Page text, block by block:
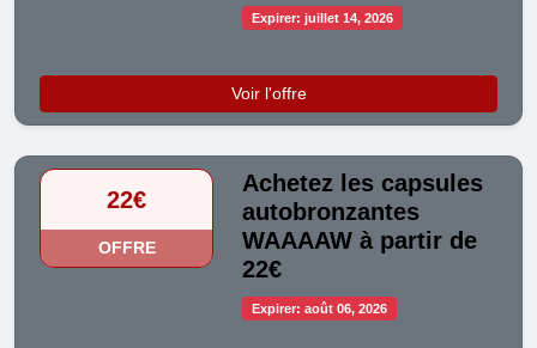
Expirer: juillet 14, 2026
Voir l'offre
22€
OFFRE
Achetez les capsules
autobronzantes
WAAAAW à partir de
22€
Expirer: août 06, 2026